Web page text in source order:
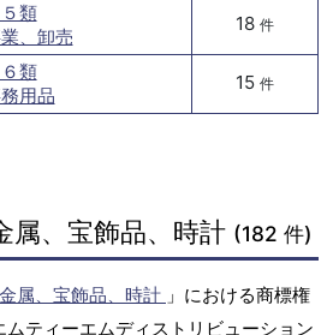
類
、卸売
18 件
類
用品
15 件
属、宝飾品、時計 (182 件)
属、宝飾品、時計 」における商標権
ティーエムディストリビューション